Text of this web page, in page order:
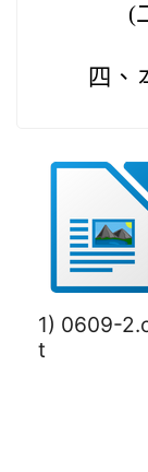
(
四、
1) 0609-
t